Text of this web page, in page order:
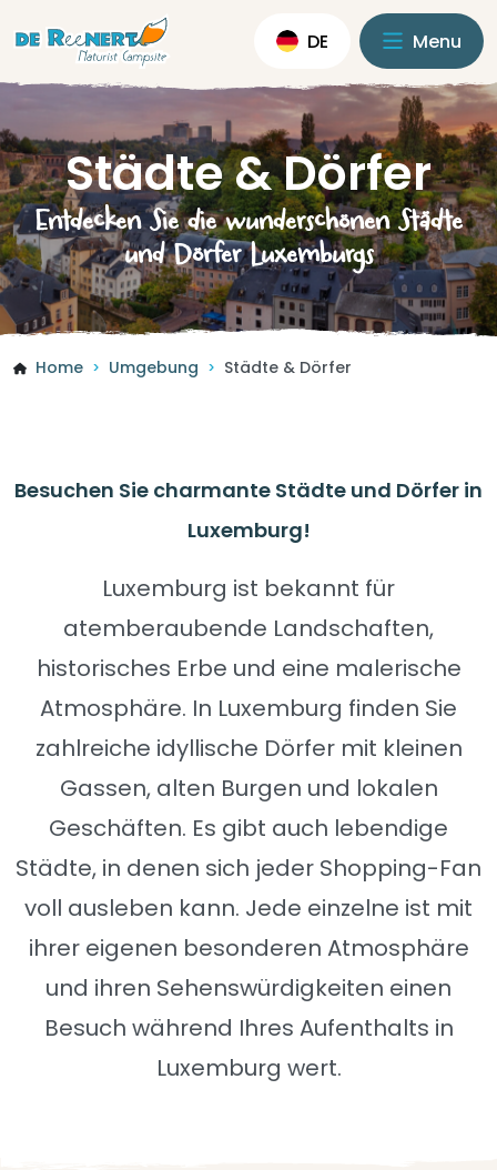
DE Menu
Städte & Dörfer
Entdecken Sie die wunderschönen Städte
und Dörfer Luxemburgs
Home > Umgebung > Städte & Dörfer
Besuchen Sie charmante Städte und Dörfer in
Luxemburg!
Luxemburg ist bekannt für
atemberaubende Landschaften,
historisches Erbe und eine malerische
Atmosphäre. In Luxemburg finden Sie
zahlreiche idyllische Dörfer mit kleinen
Gassen, alten Burgen und lokalen
Geschäften. Es gibt auch lebendige
Städte, in denen sich jeder Shopping-Fan
voll ausleben kann. Jede einzelne ist mit
ihrer eigenen besonderen Atmosphäre
und ihren Sehenswürdigkeiten einen
Besuch während Ihres Aufenthalts in
Luxemburg wert.